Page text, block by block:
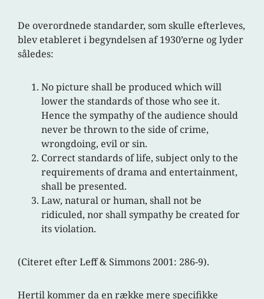
De overordnede standarder, som skulle efterleves,
blev etableret i begyndelsen af 1930’erne og lyder
således:
No picture shall be produced which will
lower the standards of those who see it.
Hence the sympathy of the audience should
never be thrown to the side of crime,
wrongdoing, evil or sin.
Correct standards of life, subject only to the
requirements of drama and entertainment,
shall be presented.
Law, natural or human, shall not be
ridiculed, nor shall sympathy be created for
its violation.
(Citeret efter Leff & Simmons 2001: 286-9).
Hertil kommer da en række mere specifikke